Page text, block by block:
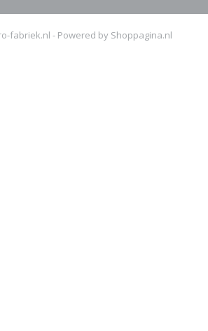
fabriek.nl - Powered by Shoppagina.nl